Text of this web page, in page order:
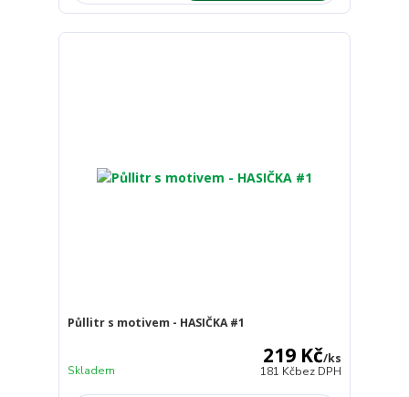
Půllitr s motivem - HASIČKA #1
219 Kč/ks
181 Kčbez DPH
Skladem